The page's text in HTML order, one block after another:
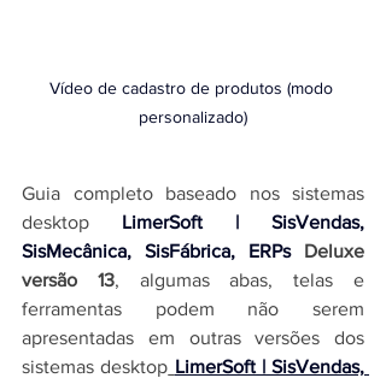
Vídeo de cadastro de produtos (modo
personalizado)
Guia completo baseado nos sistemas
desktop LimerSoft | SisVendas,
SisMecânica, SisFábrica, ERPs
Deluxe
versão 13, algumas abas, telas e
ferramentas podem não serem
sistemas desktop LimerSoft | SisVendas,